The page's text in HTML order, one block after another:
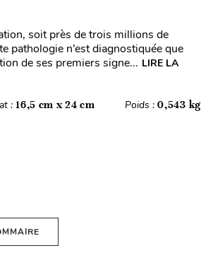
soit près de trois millions de
pathologie n’est diagnostiquée que
de ses premiers signe... LIRE LA
:16,5 cm x 24 cm Poids :0,543 kg